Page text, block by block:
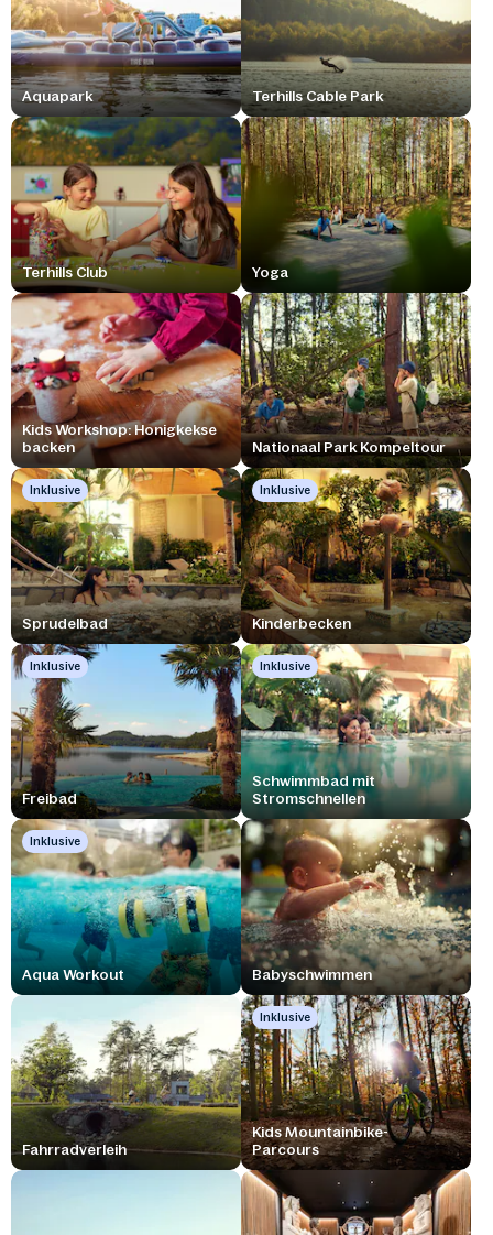
Aquapark Terhills Cable Park
Terhills Club Yoga
Kids Workshop: Honigkekse
backen
Nationaal Park Kompeltour
Inklusive
Sprudelbad
Inklusive
Kinderbecken
Inklusive
Freibad
Inklusive
Schwimmbad mit
Stromschnellen
Inklusive
Aqua Workout Babyschwimmen
Fahrradverleih
Inklusive
Kids Mountainbike-
Parcours